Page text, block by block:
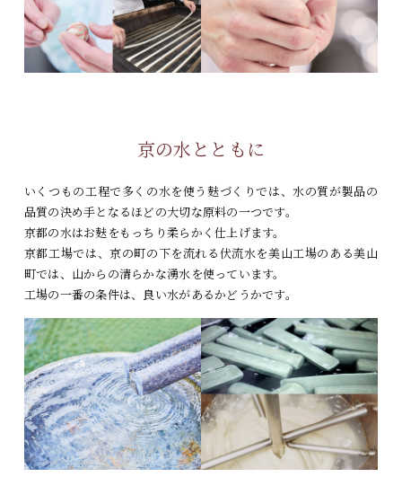
京の水とともに
いくつもの工程で多くの水を使う麸づくりでは、水の質が製品の
品質の決め手となるほどの大切な原料の一つです。
京都の水はお麸をもっちり柔らかく仕上げます。
京都工場では、京の町の下を流れる伏流水を美山工場のある美山
町では、山からの清らかな湧水を使っています。
工場の一番の条件は、良い水があるかどうかです。